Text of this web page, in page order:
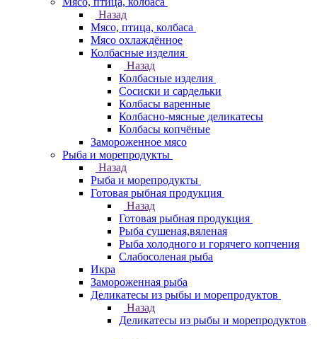
Назад
Мясо, птица, колбаса
Мясо охлаждённое
Колбасные изделия
Назад
Колбасные изделия
Сосиски и сардельки
Колбасы варенные
Колбасно-мясные деликатесы
Колбасы копчёные
Замороженное мясо
Рыба и морепродукты
Назад
Рыба и морепродукты
Готовая рыбная продукция
Назад
Готовая рыбная продукция
Рыба сушеная,вяленая
Рыба холодного и горячего копчения
Слабосоленая рыба
Икра
Замороженная рыба
Деликатесы из рыбы и морепродуктов
Назад
Деликатесы из рыбы и морепродуктов